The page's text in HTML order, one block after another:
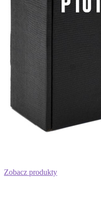
Zobacz produkty